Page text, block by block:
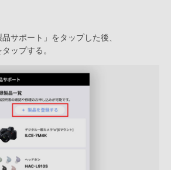
サポート」をタップした後、
ップする。